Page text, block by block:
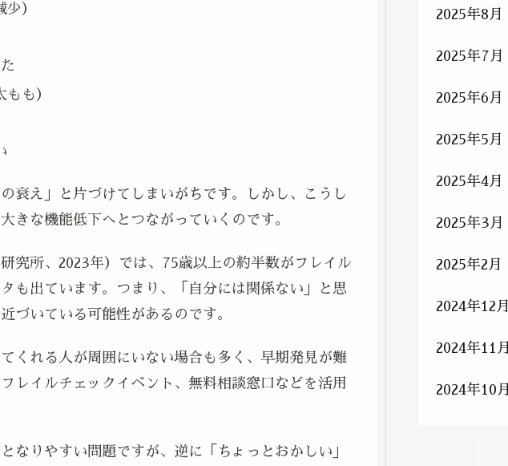
）
も）
衰え」と片づけてしまいがちです。しかし、こうし
きな機能低下へとつながっていくのです。
究所、2023年）では、75歳以上の約半数がフレイル
も出ています。つまり、「自分には関係ない」と思
づいている可能性があるのです。
くれる人が周囲にいない場合も多く、早期発見が難
レイルチェックイベント、無料相談窓口などを活用
なりやすい問題ですが、逆に「ちょっとおかしい」
2025年8月
2025年7月
2025年6月
2025年5月
2025年4月
2025年3月
2025年2月
2024年12月
2024年11月
2024年10月